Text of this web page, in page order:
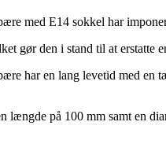
med E14 sokkel har
gør den i stand til at
har en lang levetid med
på 100 mm samt en